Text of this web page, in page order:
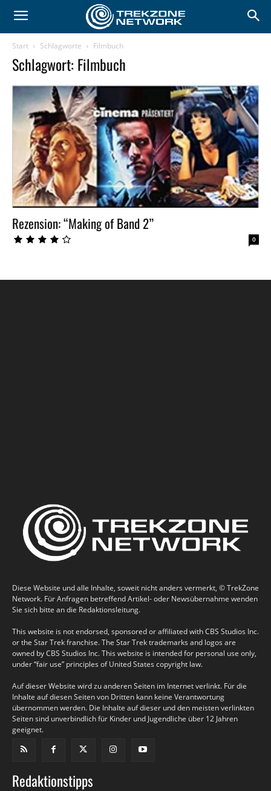
Start Schlagworte Filmbuch
Schlagwort: Filmbuch
Rezension: “Making of Band 2”
0
Diese Website und alle Inhalte, soweit nicht anders vermerkt, © TrekZone
Network. Für Anfragen betreffend Artikel- oder Newsübernahme wenden
Sie sich bitte an die Redaktionsleitung.
This website is not endorsed, sponsored or affiliated with CBS Studios Inc.
or the Star Trek franchise. The Star Trek trademarks and logos are
owned by CBS Studios Inc. This website is intended for personal use only,
under “fair use” principles of United States copyright law.
Auf dieser Website wird zu anderen Seiten im Internet verlinkt. Für die
Inhalte auf diesen Seiten von Dritten kann keine Verantwortung
übernommen werden. Die Inhalte auf dieser und den meisten verlinkten
Seiten sind unverbindlich für Kinder und Jugendliche über 12 Jahren
geeignet.
Redaktionstipps